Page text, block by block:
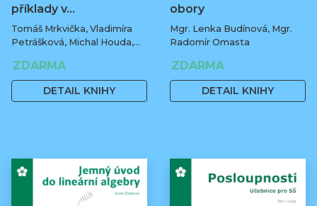
příklady v…
Tomáš Mrkvička, Vladimíra
Petrášková, Michal Houda,
ZDARMA
DETAIL KNIHY
obory
Mgr. Lenka Budínová, Mgr.
Radomír Omasta
ZDARMA
DETAIL KNIHY